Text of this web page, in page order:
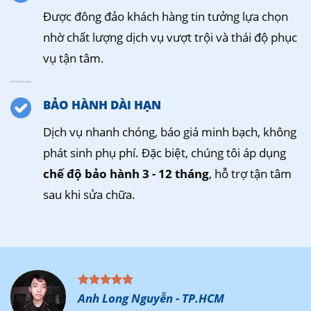
Được đông đảo khách hàng tin tưởng lựa chọn
nhờ chất lượng dịch vụ vượt trội và thái độ phục
vụ tận tâm.
BẢO HÀNH DÀI HẠN
Dịch vụ nhanh chóng, báo giá minh bạch, không
phát sinh phụ phí. Đặc biệt, chúng tôi áp dụng
chế độ bảo hành 3 - 12 tháng, hỗ trợ tận tâm
sau khi sửa chữa.
Anh Long Nguyễn - TP.HCM